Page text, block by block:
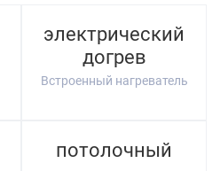
электрический
догрев
Встроенный нагреватель
потолочный